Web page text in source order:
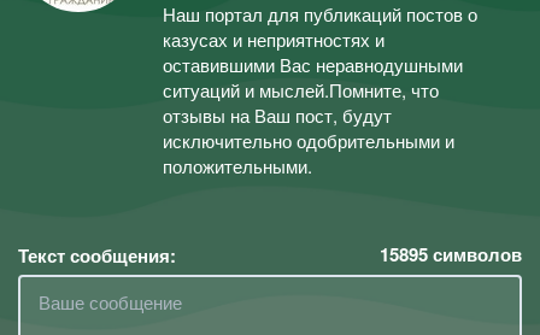
Наш портал для публикаций постов о
казусах и неприятностях и
оставившими Вас неравнодушными
ситуаций и мыслей.Помните, что
отзывы на Ваш пост, будут
исключительно одобрительными и
положительными.
Текст сообщения: 15895символов